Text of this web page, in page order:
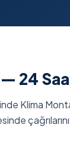
— 24
Klima